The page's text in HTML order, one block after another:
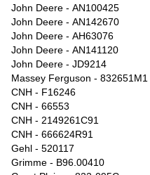
John Deere - AN100425
John Deere - AN142670
John Deere - AH63076
John Deere - AN141120
John Deere - JD9214
Massey Ferguson - 832651M1
CNH - F16246
CNH - 66553
CNH - 2149261C91
CNH - 666624R91
Gehl - 520117
Grimme - B96.00410